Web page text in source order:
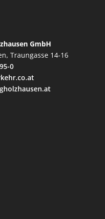
GmbH
Traungasse 14-16
0